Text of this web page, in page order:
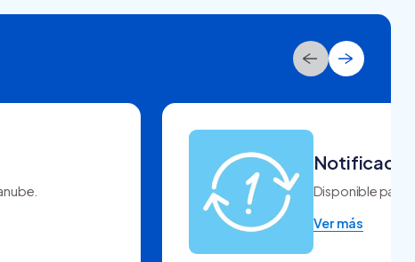
Disponible para
Ver más